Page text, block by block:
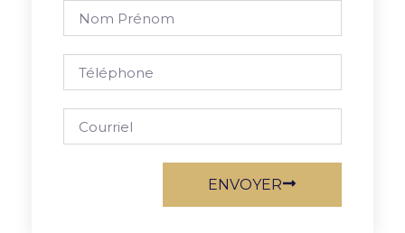
ENVOYER